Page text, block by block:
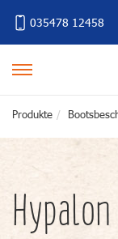
035478 12458
Produkte